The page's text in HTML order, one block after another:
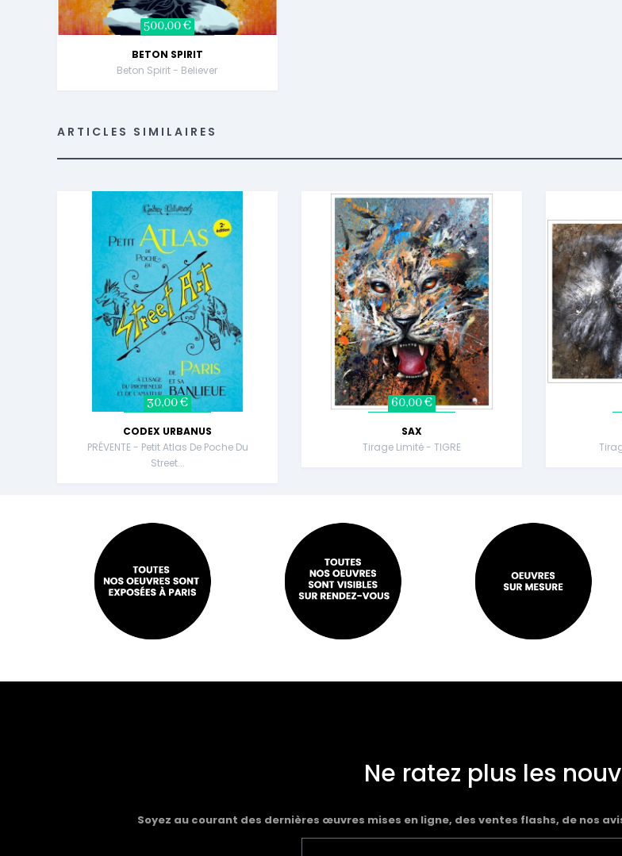
500,00 €
BETON SPIRIT
Beton Spirit - Believer
ARTICLES SIMILAIRES
30,00 €
CODEX URBANUS
PRÉVENTE - Petit Atlas De Poche Du
Street...
60,00 €
SAX
Tirage Limité - TIGRE
Ne ratez plus les
Soyez au courant des dernières œuvres mises en ligne, des ventes flashs, de nos